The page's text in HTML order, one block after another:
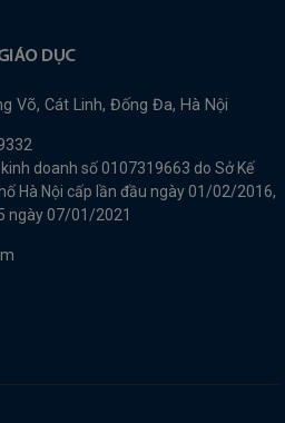
Võ, Cát Linh, Đống Đa, Hà Nội
doanh số 0107319663 do Sở Kế
Hà Nội cấp lần đầu ngày 01/02/2016,
ngày 07/01/2021